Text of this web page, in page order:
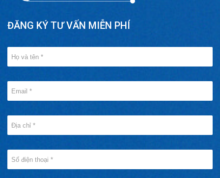
ĐĂNG KÝ TƯ VẤN MIỄN PHÍ